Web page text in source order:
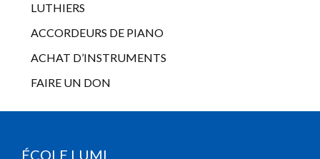
LUTHIERS
ACCORDEURS DE PIANO
ACHAT D’INSTRUMENTS
FAIRE UN DON
ÉCOLE LUMI